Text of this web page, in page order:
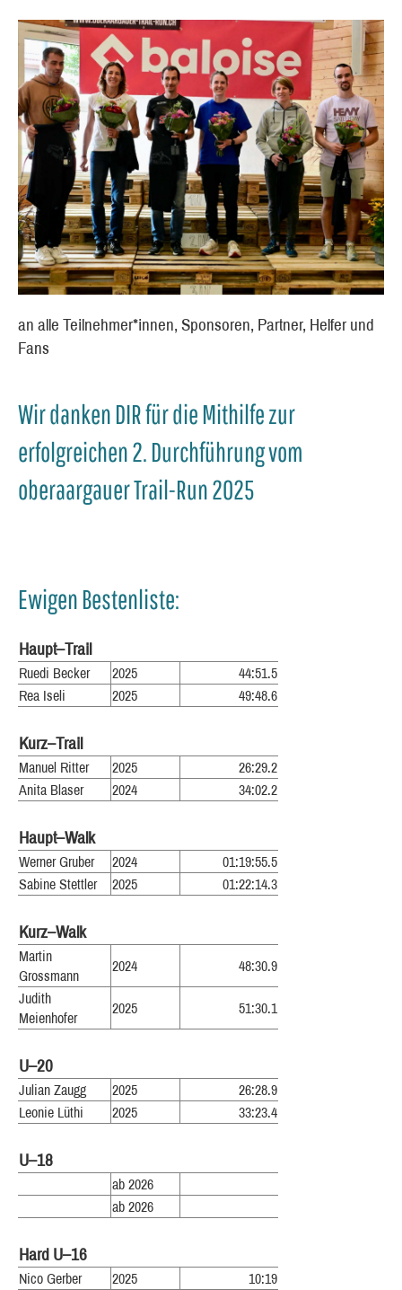
an alle Teilnehmer*innen, Sponsoren, Partner, Helfer und
Fans
Wir danken DIR für die Mithilfe zur
erfolgreichen 2. Durchführung vom
oberaargauer Trail-Run 2025
Ewigen Bestenliste:
Haupt–Trail
Ruedi Becker 2025
44:51.5
Rea Iseli
2025 49:48.6
Kurz–Trail
Manuel Ritter 2025
26:29.2
Anita Blaser
2024 34:02.2
Haupt–Walk
Werner Gruber 2024
01:19:55.5
Sabine Stettler
2025 01:22:14.3
Kurz–Walk
Martin
Grossmann
2024
48:30.9
Judith
Meienhofer
2025 51:30.1
U–20
Julian Zaugg 2025
26:28.9
Leonie Lüthi
2025 33:23.4
U–18
ab 2026
ab 2026
Hard U–16
Nico Gerber 2025
10:19